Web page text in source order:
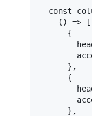
const
() => [
      {
      },
      {
      },